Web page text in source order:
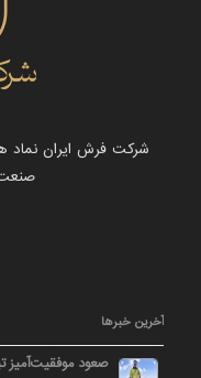
شرکت فرش ایران نماد
آخرین خبرها
صعود موفقیت‌آمیز